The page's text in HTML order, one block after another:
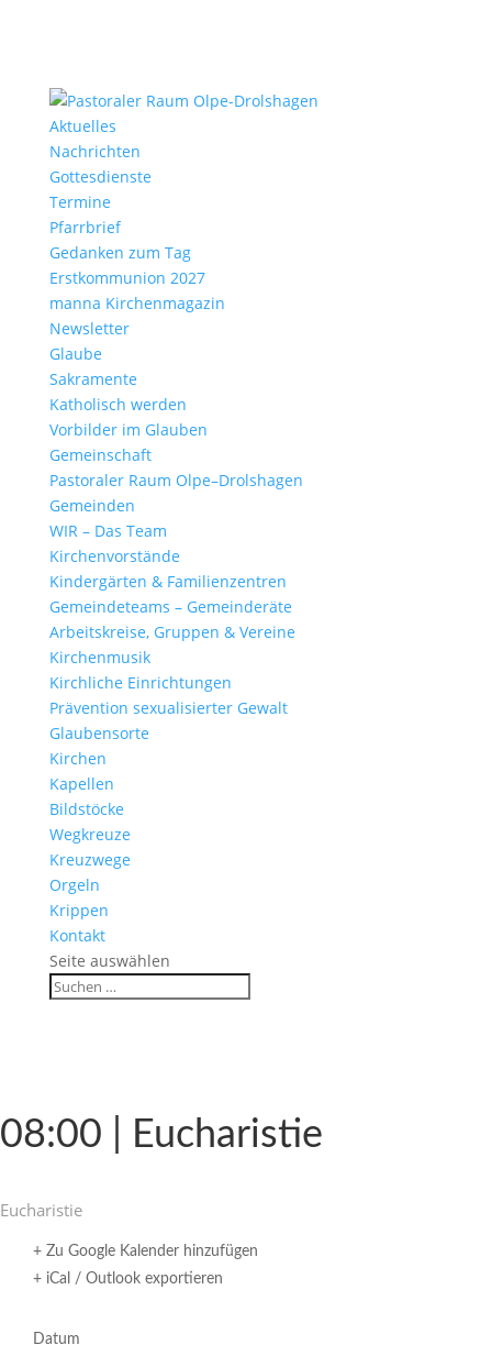
Aktu­elles
Nach­richten
Gottes­dienste
Termine
Pfarr­brief
Gedanken zum Tag
Erst­kom­mu­nion 2027
manna Kirchen­ma­gazin
News­letter
Glaube
Sakra­mente
Katho­lisch werden
Vorbilder im Glauben
Gemein­schaft
Pasto­raler Raum Olpe–Drolshagen
Gemeinden
WIR – Das Team
Kirchen­vor­stände
Kinder­gärten & Familienzentren
Gemein­de­teams – Gemeinderäte
Arbeits­kreise, Gruppen & Vereine
Kirchen­musik
Kirch­liche Einrichtungen
Präven­tion sexua­li­sierter Gewalt
Glau­ben­s­orte
Kirchen
Kapellen
Bild­stöcke
Wegkreuze
Kreuz­wege
Orgeln
Krippen
Kontakt
Seite auswählen
08:00 | Eucharistie
Eucha­ristie
+ Zu Google Kalender hinzufügen
+ iCal / Outlook exportieren
Datum